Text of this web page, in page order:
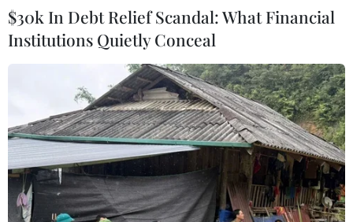
TIN LIÊN QUAN
$30k In Debt Relief Scandal: What Financial
Institutions Quietly Conceal